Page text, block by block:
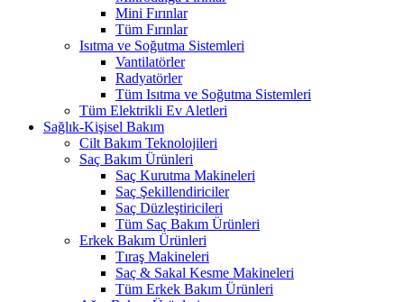
Mini Fırınlar
Tüm Fırınlar
Isıtma ve Soğutma Sistemleri
Vantilatörler
Radyatörler
Tüm Isıtma ve Soğutma Sistemleri
Tüm Elektrikli Ev Aletleri
Sağlık-Kişisel Bakım
Cilt Bakım Teknolojileri
Saç Bakım Ürünleri
Saç Kurutma Makineleri
Saç Şekillendiriciler
Saç Düzleştiricileri
Tüm Saç Bakım Ürünleri
Erkek Bakım Ürünleri
Tıraş Makineleri
Saç & Sakal Kesme Makineleri
Tüm Erkek Bakım Ürünleri